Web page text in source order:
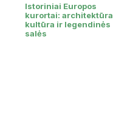
Istoriniai Europos
kurortai: architektūra,
kultūra ir legendinės
salės